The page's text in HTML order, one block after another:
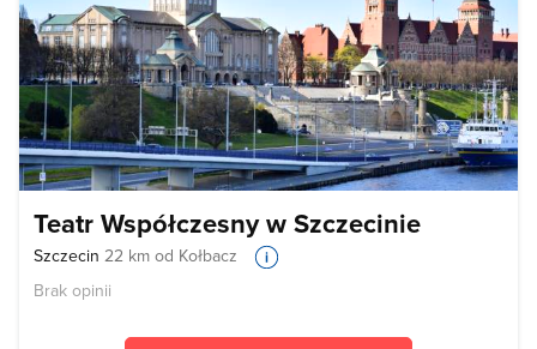
Teatr Współczesny w Szczecinie
Szczecin 22 km od Kołbacz
Brak opinii